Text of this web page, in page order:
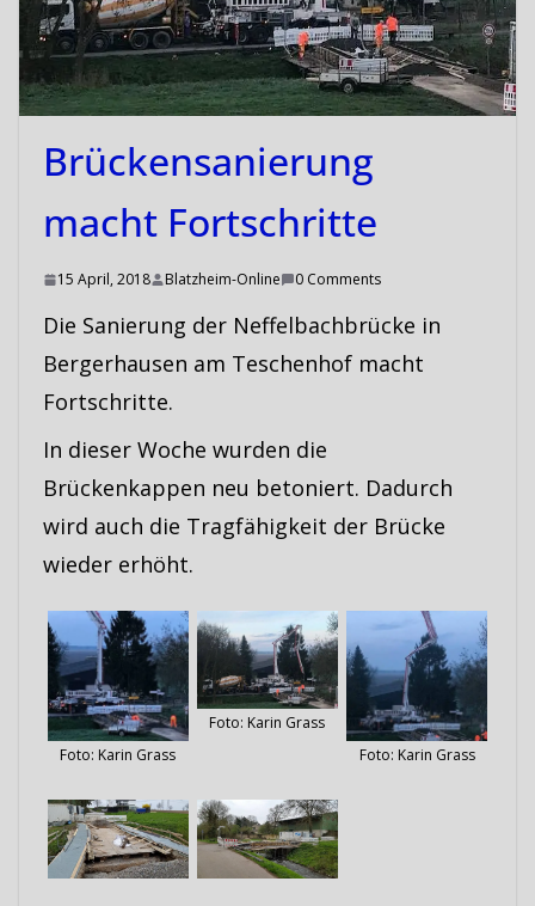
Brückensanierung
macht Fortschritte
15 April, 2018 Blatzheim-Online 0 Comments
Die Sanierung der Neffelbachbrücke in
Bergerhausen am Teschenhof macht
Fortschritte.
In dieser Woche wurden die
Brückenkappen neu betoniert. Dadurch
wird auch die Tragfähigkeit der Brücke
wieder erhöht.
Foto: Karin Grass
Foto: Karin Grass
Foto: Karin Grass